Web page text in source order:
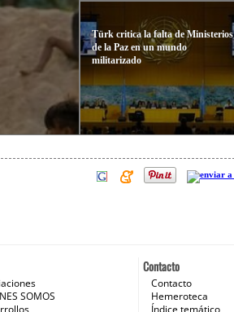
Türk critica la falta de Ministerios
de la Paz en un mundo
militarizado
Contacto
Contacto
Hemeroteca
Índice temático
SOMOS